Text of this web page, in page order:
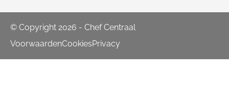
© Copyright 2026 - Chef Centraal
VoorwaardenCookiesPrivacy